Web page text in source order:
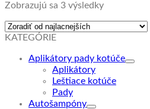
Zobrazujú sa 3 výsledkyZoradené
po
KATEGÓRIE
Aplikátory pady kotúče
Aplikátory
Leštiace kotúče
Pady
Autošampóny